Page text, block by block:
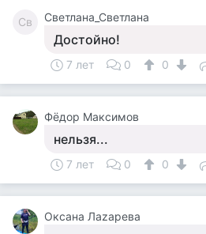
Св Светлана_Светлана
Достойно!
7 лет 0 0
Фёдор Максимов
нельзя...
7 лет 0 0
Оксана Лаzaрева